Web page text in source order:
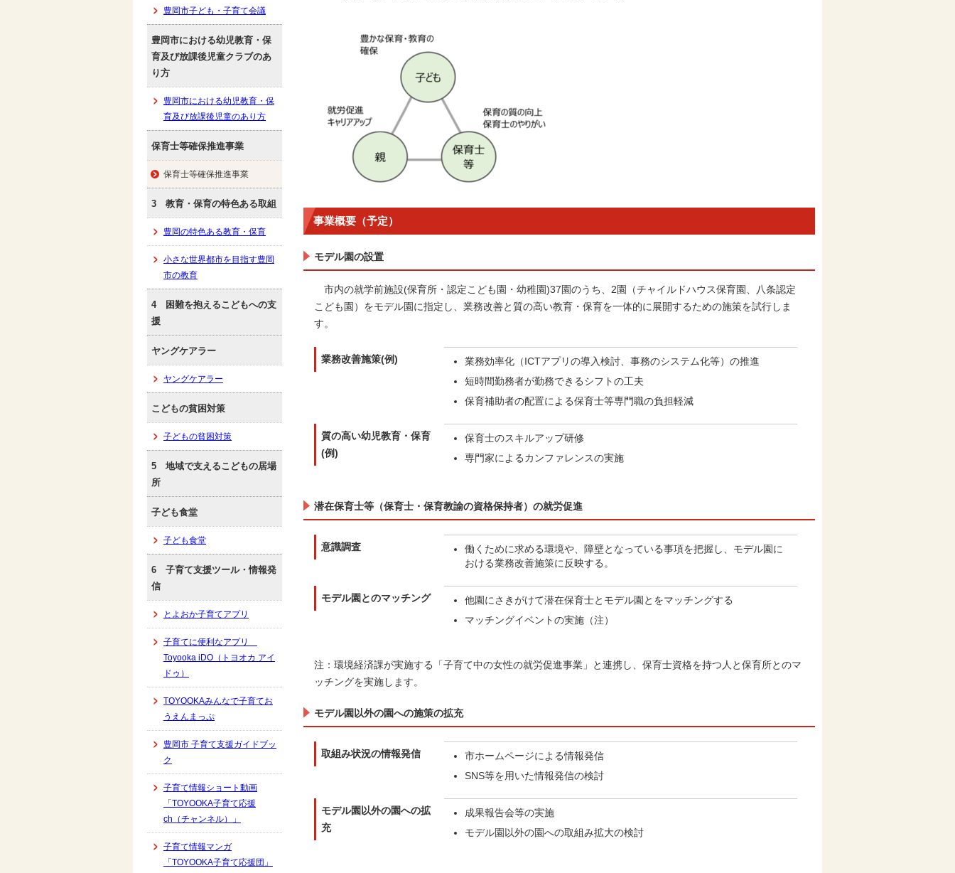
事業概要（予定）
モデル園の設置
市内の就学前施設(保育所・認定こども園・幼稚園)37園のうち、2園（チャイルドハウス保育園、八条認定
こども園）をモデル園に指定し、業務改善と質の高い教育・保育を一体的に展開するための施策を試行しま
す。
業務改善施策(例)
業務効率化（ICTアプリの導入検討、事務のシステム化等）の推進
短時間勤務者が勤務できるシフトの工夫
保育補助者の配置による保育士等専門職の負担軽減
質の高い幼児教育・保育
(例)
保育士のスキルアップ研修
専門家によるカンファレンスの実施
潜在保育士等（保育士・保育教諭の資格保持者）の就労促進
意識調査
働くために求める環境や、障壁となっている事項を把握し、モデル園に
おける業務改善施策に反映する。
モデル園とのマッチング
他園にさきがけて潜在保育士とモデル園とをマッチングする
マッチングイベントの実施（注）
注：環境経済課が実施する「子育て中の女性の就労促進事業」と連携し、保育士資格を持つ人と保育所とのマ
ッチングを実施します。
モデル園以外の園への施策の拡充
取組み状況の情報発信
市ホームページによる情報発信
SNS等を用いた情報発信の検討
モデル園以外の園への拡
充
成果報告会等の実施
モデル園以外の園への取組み拡大の検討
豊岡市子ども・子育て会議
豊岡市における幼児教育・保
育及び放課後児童クラブのあ
り方
豊岡市における幼児教育・保
育及び放課後児童のあり方
保育士等確保推進事業
保育士等確保推進事業
3 教育・保育の特色ある取組
豊岡の特色ある教育・保育
小さな世界都市を目指す豊岡
市の教育
4 困難を抱えるこどもへの支
援
ヤングケアラー
ヤングケアラー
こどもの貧困対策
子どもの貧困対策
5 地域で支えるこどもの居場
所
子ども食堂
子ども食堂
6 子育て支援ツール・情報発
信
とよおか子育てアプリ
子育てに便利なアプリ
Toyooka iDO（トヨオカ アイ
ドゥ）
TOYOOKAみんなで子育てお
うえんまっぷ
豊岡市 子育て支援ガイドブッ
ク
子育て情報ショート動画
「TOYOOKA子育て応援
ch（チャンネル）」
子育て情報マンガ
「TOYOOKA子育て応援団」